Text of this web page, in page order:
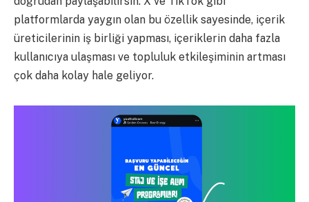
platformlarda yaygın olan bu özellik sayesinde, içerik
üreticilerinin iş birliği yapması, içeriklerin daha fazla
kullanıcıya ulaşması ve topluluk etkileşiminin artması
çok daha kolay hale geliyor.